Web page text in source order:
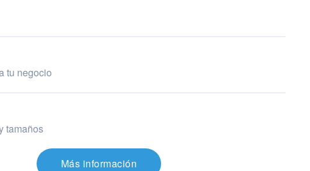
tu negocio
tamaños
Más información